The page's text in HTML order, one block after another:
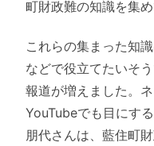
町財政難の知識を集め
これらの集まった知
などで役立てたいそ
報道が増えました。
YouTubeでも目にす
朋代さんは、藍住町